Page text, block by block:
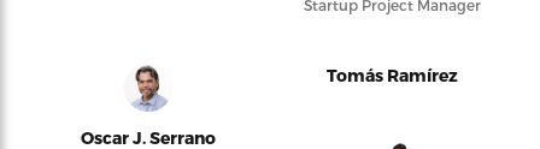
Startup Project Manager
Oscar J. Serrano
Tomás Ramírez